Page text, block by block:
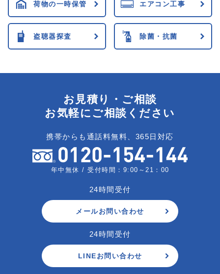
荷物の一時保管 エアコン工事
盗聴器探査 除菌・抗菌
お見積り・ご相談
お気軽にご相談ください
携帯からも通話料無料、365日対応
年中無休 / 受付時間：9:00～21：00
24時間受付
メールお問い合わせ
24時間受付
LINEお問い合わせ